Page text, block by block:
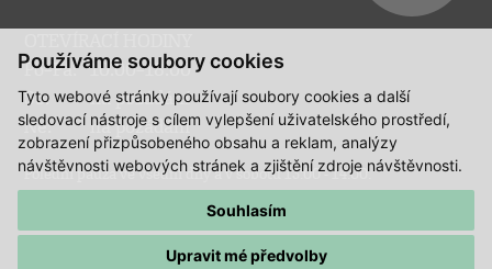
Používáme soubory cookies
Tyto webové stránky používají soubory cookies a další
sledovací nástroje s cílem vylepšení uživatelského prostředí,
zobrazení přizpůsobeného obsahu a reklam, analýzy
návštěvnosti webových stránek a zjištění zdroje návštěvnosti.
Souhlasím
Upravit mé předvolby
Po–Pá:
10.00–18.00
So:
na požádání
Ne:
na požádání
Polední pauza ve všední dny a v sobotu 13:00 - 14:00.